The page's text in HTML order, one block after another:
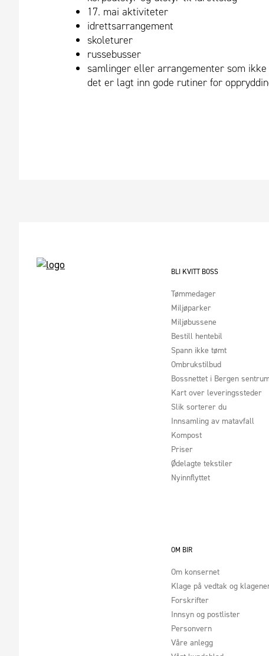
17. mai aktiviteter
idrettsarrangement
skoleturer
russebusser
samlinger eller arrangementer som
det er lagt inn gode rutiner for
BLI KVITT BOSS
Tømmedager
Miljøparker
Miljøbussene
Bestill hentebil
Spann ikke tømt
Ombrukstilbud
Bossnettet i Bergen
Kart over leveringssteder
Slik sorterer du
Innsamling av matavfall
Kompost
Priser
Ødelagte tekstiler
Nyinnflyttet
OM BIR
Om konsernet
Klage på vedtak og
Forskrifter
Innsyn og postlister
Personvern
Våre anlegg